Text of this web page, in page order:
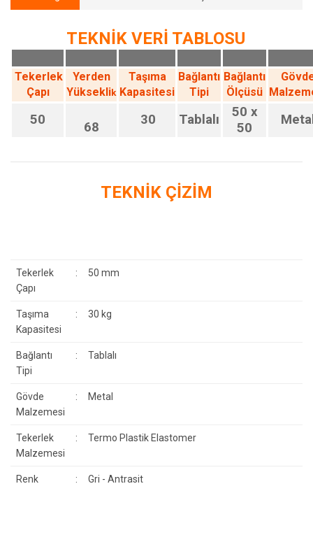
TEKNİK VERİ TABLOSU
Tekerlek
Çapı
Yerden
Yükseklik
Taşıma
Kapasitesi
Bağlantı
Tipi
Bağlantı
Ölçüsü
50 68 30 Tablalı
50 x
50
TEKNİK ÇİZİM
Tekerlek
Çapı
: 50 mm
Taşıma
Kapasitesi
: 30 kg
Bağlantı
Tipi
: Tablalı
Gövde
Malzemesi
: Metal
Tekerlek
Malzemesi
: Termo Plastik Elastomer
Renk : Gri - Antrasit